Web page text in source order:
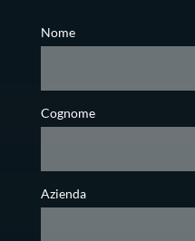
Nome
Cognome
Azienda